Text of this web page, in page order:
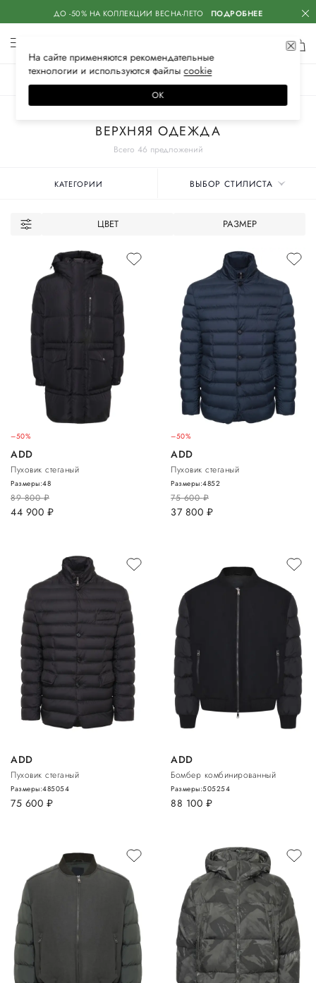
ДО -50% НА КОЛЛЕКЦИИ ВЕСНА-ЛЕТО ПОДРОБНЕЕ
Всего 46 предложений
ВЕРХНЯЯ ОДЕЖДА
КАТЕГОРИИ ВЫБОР СТИЛИСТА
ЦВЕТ РАЗМЕР
–50%
ADD
Пуховик стеганый
89 800руб.
44 900 руб.
Размеры:48
–50%
ADD
Пуховик стеганый
75 600руб.
37 800 руб.
Размеры:4852
ADD
Пуховик стеганый
75 600 руб.
Размеры:485054
ADD
Бомбер комбинированный
88 100 руб.
Размеры:505254
На сайте применяются рекомендательные
технологии и используются файлысооkiе
ОК